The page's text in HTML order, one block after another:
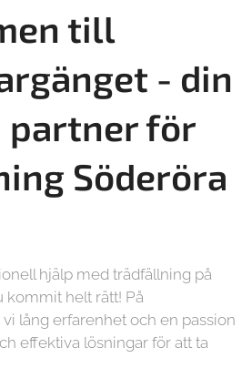
till
- din
för
Söderöra
hjälp med trädfällning på
kommit helt rätt! På
lång erfarenhet och en passion
effektiva lösningar för att ta